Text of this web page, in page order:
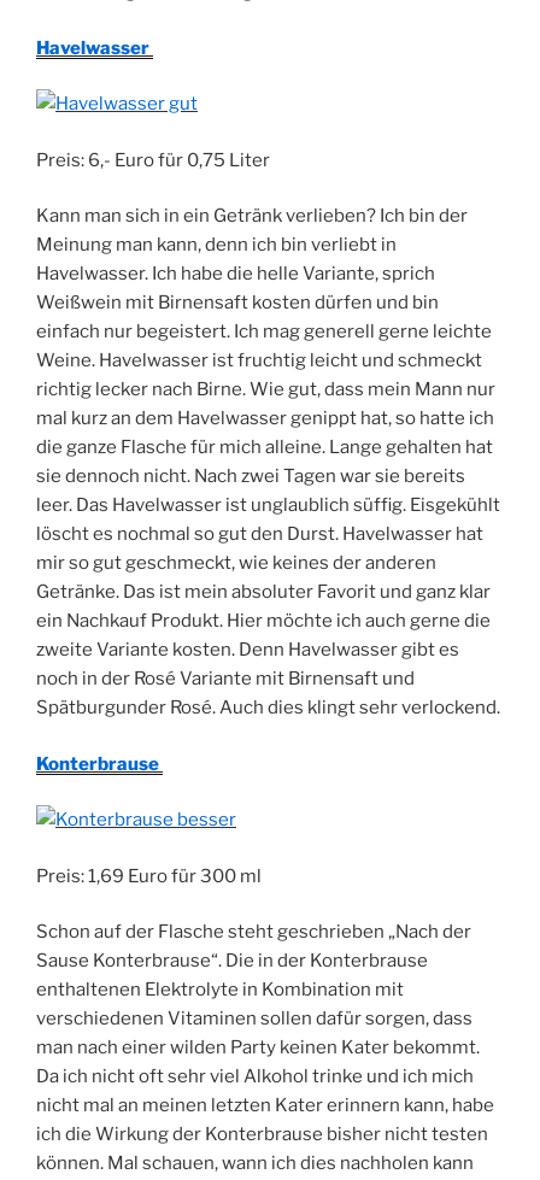
Havelwasser
Preis: 6,- Euro für 0,75 Liter
Kann man sich in ein Getränk verlieben? Ich bin der
Meinung man kann, denn ich bin verliebt in
Havelwasser. Ich habe die helle Variante, sprich
Weißwein mit Birnensaft kosten dürfen und bin
einfach nur begeistert. Ich mag generell gerne leichte
Weine. Havelwasser ist fruchtig leicht und schmeckt
richtig lecker nach Birne. Wie gut, dass mein Mann nur
mal kurz an dem Havelwasser genippt hat, so hatte ich
die ganze Flasche für mich alleine. Lange gehalten hat
sie dennoch nicht. Nach zwei Tagen war sie bereits
leer. Das Havelwasser ist unglaublich süffig. Eisgekühlt
löscht es nochmal so gut den Durst. Havelwasser hat
mir so gut geschmeckt, wie keines der anderen
Getränke. Das ist mein absoluter Favorit und ganz klar
ein Nachkauf Produkt. Hier möchte ich auch gerne die
zweite Variante kosten. Denn Havelwasser gibt es
noch in der Rosé Variante mit Birnensaft und
Spätburgunder Rosé. Auch dies klingt sehr verlockend.
Konterbrause
Preis: 1,69 Euro für 300 ml
Schon auf der Flasche steht geschrieben „Nach der
Sause Konterbrause“. Die in der Konterbrause
enthaltenen Elektrolyte in Kombination mit
verschiedenen Vitaminen sollen dafür sorgen, dass
man nach einer wilden Party keinen Kater bekommt.
Da ich nicht oft sehr viel Alkohol trinke und ich mich
nicht mal an meinen letzten Kater erinnern kann, habe
ich die Wirkung der Konterbrause bisher nicht testen
können. Mal schauen, wann ich dies nachholen kann